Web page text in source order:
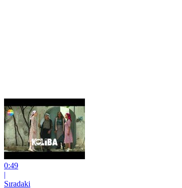
0:49
|
Sıradaki